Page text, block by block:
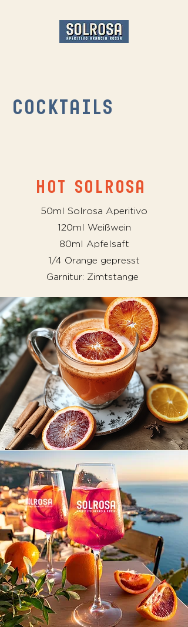
cocktails
HOT SOLROSA
50ml Solrosa Aperitivo
120ml Weißwein
80ml Apfelsaft
1/4 Orange gepresst
Garnitur: Zimtstange